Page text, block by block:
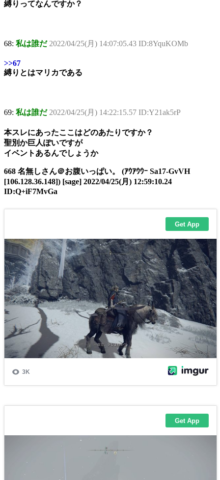
縛りってなんですか？
68: 私は誰だ 2022/04/25(月) 14:07:05.43 ID:8YquKOMb
>>67
縛りとはマリカである
69: 私は誰だ 2022/04/25(月) 14:22:15.57 ID:Y21ak5rP
本スレにあったここはどのあたりですか？
聖別か巨人ぽいですが
イベントあるんでしょうか
668 名無しさん＠お腹いっぱい。 (ｱｳｱｳｳｰ Sa17-GvVH
[106.128.36.148]) [sage] 2022/04/25(月) 12:59:10.24
ID:Q+iF7MvGa